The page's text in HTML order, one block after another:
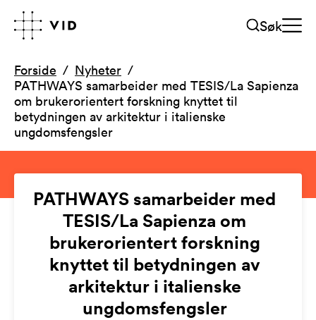
Søk
Forside
Nyheter
PATHWAYS samarbeider med TESIS/La Sapienza
om brukerorientert forskning knyttet til
betydningen av arkitektur i italienske
ungdomsfengsler
PATHWAYS samarbeider med
TESIS/La Sapienza om
brukerorientert forskning
knyttet til betydningen av
arkitektur i italienske
ungdomsfengsler